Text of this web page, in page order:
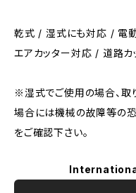
乾式 / 湿式にも対応 / 電
エアカッター対応 / 道路カ
※湿式でご使用の場合、取
場合には機械の故障等の
をご確認下さい。